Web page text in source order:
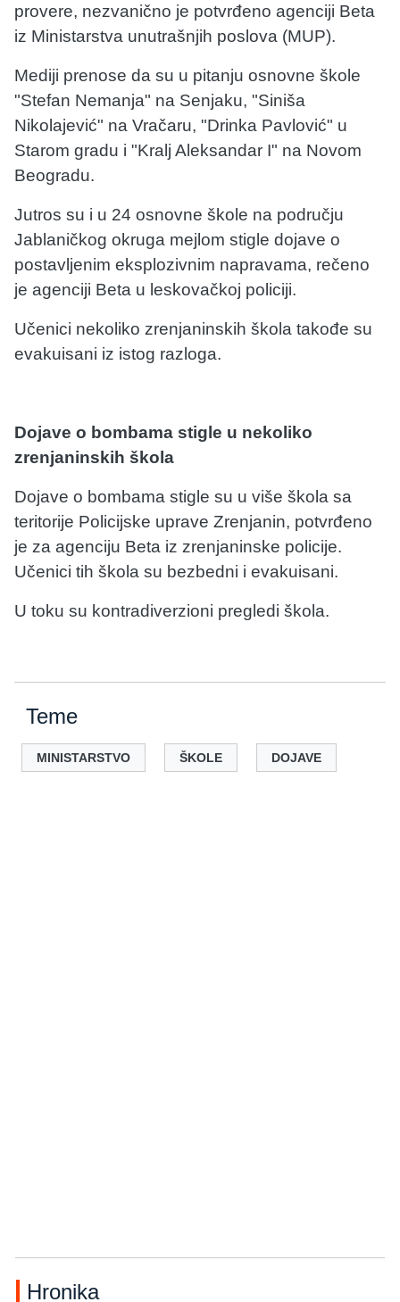
provere, nezvanično je potvrđeno agenciji Beta
iz Ministarstva unutrašnjih poslova (MUP).
Mediji prenose da su u pitanju osnovne škole
"Stefan Nemanja" na Senjaku, "Siniša
Nikolajević" na Vračaru, "Drinka Pavlović" u
Starom gradu i "Kralj Aleksandar I" na Novom
Beogradu.
Jutros su i u 24 osnovne škole na području
Jablaničkog okruga mejlom stigle dojave o
postavljenim eksplozivnim napravama, rečeno
je agenciji Beta u leskovačkoj policiji.
Učenici nekoliko zrenjaninskih škola takođe su
evakuisani iz istog razloga.
Dojave o bombama stigle u nekoliko
zrenjaninskih škola
Dojave o bombama stigle su u više škola sa
teritorije Policijske uprave Zrenjanin, potvrđeno
je za agenciju Beta iz zrenjaninske policije.
Učenici tih škola su bezbedni i evakuisani.
U toku su kontradiverzioni pregledi škola.
Teme
MINISTARSTVO ŠKOLE DOJAVE
Hronika